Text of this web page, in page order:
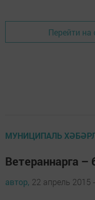
Перейти на
МУНИЦИПАЛЬ
Ветераннарга
автор, 22 апрель 2015